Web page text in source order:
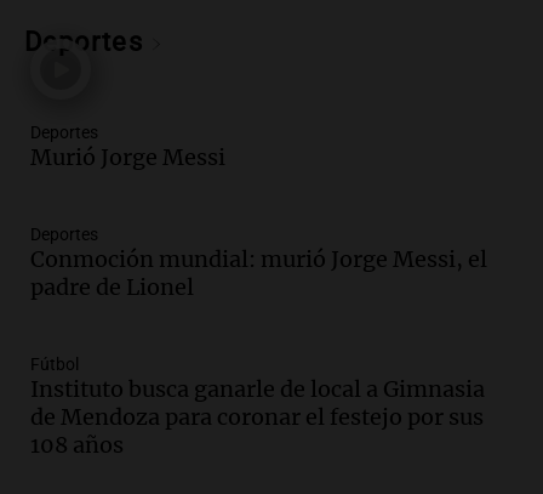
del desayuno ideal: qué alimentos
Audio.Mateo, a los 25 años, lucha
para poder seguir viviend
Una mañana para todos
Episodios
Audio.
Deportes
Deportes
Murió Jorge Messi
Deportes
Conmoción mundial: murió Jorge Messi, el
padre de Lionel
Fútbol
Instituto busca ganarle de local a Gimnasia
de Mendoza para coronar el festejo por sus
108 años